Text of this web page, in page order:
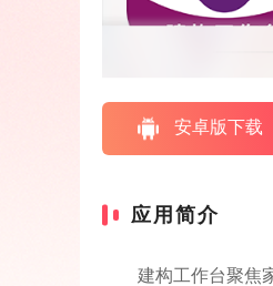
安卓版下载
应用简介
建构工作台聚焦